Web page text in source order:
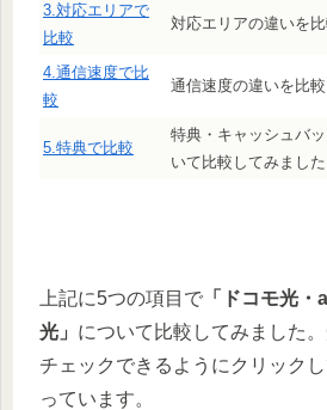
3.対応エリアで
比較
対応エリアの違いを比
4.通信速度で比
較
通信速度の違いを比較
5.特典で比較
特典・キャッシュバ
いて比較してみました
上記に5つの項目で 「ドコモ光
光」 について比較してみました
チェックできるようにクリック
っています。